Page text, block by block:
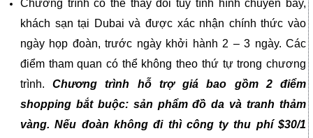
Chương trình có thể thay đổi tuỳ tình hình chuyến bay,
khách sạn tại Dubai và được xác nhận chính thức vào
ngày họp đoàn, trước ngày khởi hành 2 – 3 ngày. Các
điểm tham quan có thể không theo thứ tự trong chương
trình.Chương trình hỗ trợ giá bao gồm 2 điểm
shopping bắt buộc: sản phẩm đồ da và tranh thảm
vàng. Nếu đoàn không đi thì công ty thu phí $30/1